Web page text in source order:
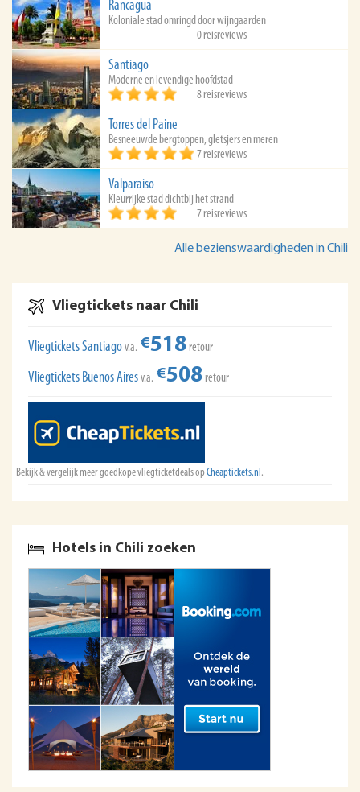
Rancagua
Koloniale stad omringd door wijngaarden
0 reisreviews
Santiago
Moderne en levendige hoofdstad
8 reisreviews
Torres del Paine
Besneeuwde bergtoppen, gletsjers en meren
7 reisreviews
Valparaiso
Kleurrijke stad dichtbij het strand
7 reisreviews
Alle bezienswaardigheden in Chili
Vliegtickets naar Chili
Vliegtickets Santiago v.a. €518 retour
Vliegtickets Buenos Aires v.a. €508 retour
Bekijk & vergelijk meer goedkope vliegticketdeals opCheaptickets.nl .
Hotels in Chili zoeken